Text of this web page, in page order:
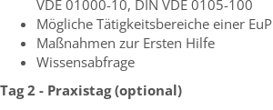
VDE 01000-10, DIN VDE 0105-100
Mögliche Tätigkeitsbereiche einer EuP
Maßnahmen zur Ersten Hilfe
Wissensabfrage
Tag 2 - Praxistag (optional)